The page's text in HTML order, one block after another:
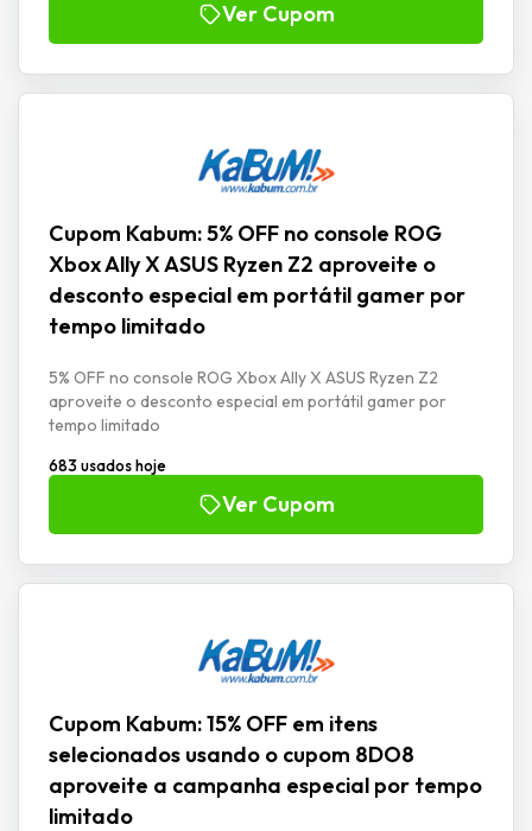
Ver Cupom
Cupom Kabum: 5% OFF no console ROG
Xbox Ally X ASUS Ryzen Z2 aproveite o
desconto especial em portátil gamer por
tempo limitado
5% OFF no console ROG Xbox Ally X ASUS Ryzen Z2
aproveite o desconto especial em portátil gamer por
tempo limitado
683 usados hoje
Ver Cupom
Cupom Kabum: 15% OFF em itens
selecionados usando o cupom 8DO8
aproveite a campanha especial por tempo
limitado